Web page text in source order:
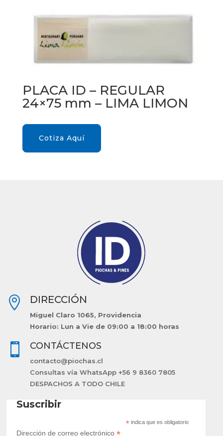
PLACA ID – REGULAR
24×75 mm – LIMA LIMON
Cotiza Aquí
 DIRECCIÓN
Miguel Claro 1065, Providencia
Horario: Lun a Vie de 09:00 a 18:00 horas
 CONTÁCTENOS
contacto@piochas.cl
Consultas vía WhatsApp +56 9 8360 7805
DESPACHOS A TODO CHILE
Suscribir
* indica que es obligatorio
Dirección de correo electrónico